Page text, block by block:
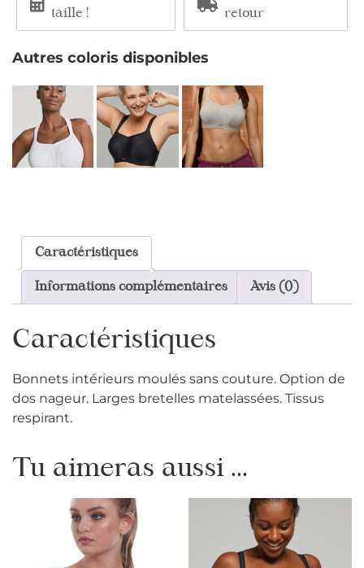
taille !
retour
Autres coloris disponibles
Caractéristiques
Informations complémentaires Avis (0)
Caractéristiques
Bonnets intérieurs moulés sans couture. Option de
dos nageur. Larges bretelles matelassées. Tissus
respirant.
Tu aimeras aussi ...